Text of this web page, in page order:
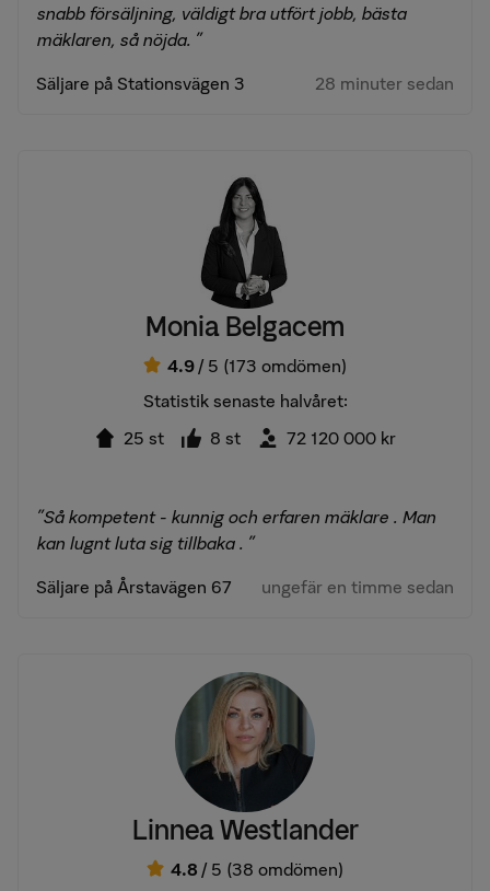
snabb försäljning, väldigt bra utfört jobb, bästa
mäklaren, så nöjda. "
Säljare på Stationsvägen 3
28 minuter sedan
Monia Belgacem
4.9 / 5 (173 omdömen)
Statistik senaste halvåret:
25 st
8 st 72 120 000 kr
"Så kompetent - kunnig och erfaren mäklare . Man
kan lugnt luta sig tillbaka . "
Säljare på Årstavägen 67
ungefär en timme sedan
Linnea Westlander
4.8 / 5 (38 omdömen)